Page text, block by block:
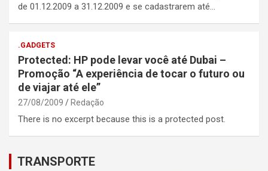
de 01.12.2009 a 31.12.2009 e se cadastrarem até…
.GADGETS
Protected: HP pode levar você até Dubai –
Promoção “A experiência de tocar o futuro ou
de viajar até ele”
27/08/2009 Redação
There is no excerpt because this is a protected post.
TRANSPORTE